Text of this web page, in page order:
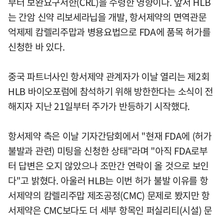
는 간암 신약 리보세라닙을 개발, 항서제약의 면역관문
억제제 캄렐리주맙과 병용요법으로 FDA에 품목 허가를
신청한 바 있다.
중국 파트너사인 항서제약 관계자가 이날 열리는 제2회
HLB 바이오포럼에 참석하기 위해 방한한다는 소식이 전
해지자 지난 21일부터 주가가 반등하기 시작했다.
항서제약 측은 이날 기자간담회에서 "현재 FDA에 (허가
불발과 관련) 미팅을 신청한 상태"라며 "아직 FDA로부
터 답변은 오지 않았으나 조만간 연락이 올 것으로 보인
다"고 밝혔다. 아울러 HLB는 이번 허가 불발 이유를 항
서제약의 캄렐리주맙 제조공정(CMC) 문제로 봤지만 항
서제약은 CMC보다도 더 세부 항목인 퍼실리티(시설) 문